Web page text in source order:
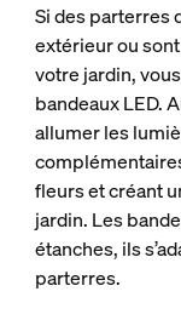
Si des parterres
extérieur ou
votre jardin,
bandeaux LED.
allumer les
fleurs et créant
jardin. Les
étanches, ils
parterres.